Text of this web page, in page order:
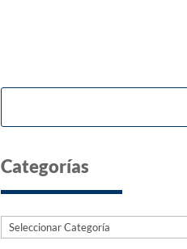
Categorías
Categorías